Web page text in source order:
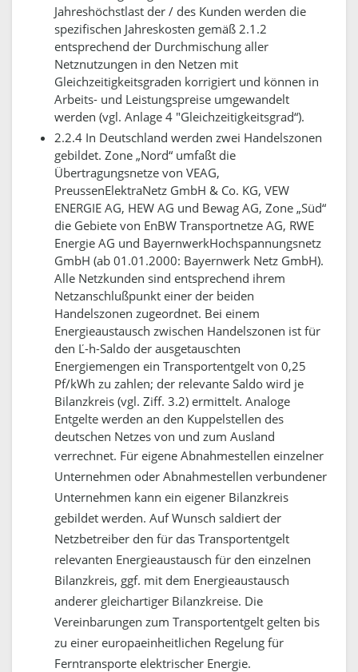
Jahreshöchstlast der / des Kunden werden die
spezifischen Jahreskosten gemäß 2.1.2
entsprechend der Durchmischung aller
Netznutzungen in den Netzen mit
Gleichzeitigkeitsgraden korrigiert und können in
Arbeits- und Leistungspreise umgewandelt
werden (vgl. Anlage 4 "Gleichzeitigkeitsgrad“).
2.2.4 In Deutschland werden zwei Handelszonen
gebildet. Zone „Nord“ umfaßt die
Übertragungsnetze von VEAG,
PreussenElektraNetz GmbH & Co. KG, VEW
ENERGIE AG, HEW AG und Bewag AG, Zone „Süd“
die Gebiete von EnBW Transportnetze AG, RWE
Energie AG und BayernwerkHochspannungsnetz
GmbH (ab 01.01.2000: Bayernwerk Netz GmbH).
Alle Netzkunden sind entsprechend ihrem
Netzanschlußpunkt einer der beiden
Handelszonen zugeordnet. Bei einem
Energieaustausch zwischen Handelszonen ist für
den Ľ-h-Saldo der ausgetauschten
Energiemengen ein Transportentgelt von 0,25
Pf/kWh zu zahlen; der relevante Saldo wird je
Bilanzkreis (vgl. Ziff. 3.2) ermittelt. Analoge
Entgelte werden an den Kuppelstellen des
deutschen Netzes von und zum Ausland
verrechnet. Für eigene Abnahmestellen einzelner
Unternehmen oder Abnahmestellen verbundener
Unternehmen kann ein eigener Bilanzkreis
gebildet werden. Auf Wunsch saldiert der
Netzbetreiber den für das Transportentgelt
relevanten Energieaustausch für den einzelnen
Bilanzkreis, ggf. mit dem Energieaustausch
anderer gleichartiger Bilanzkreise. Die
Vereinbarungen zum Transportentgelt gelten bis
zu einer europaeinheitlichen Regelung für
Ferntransporte elektrischer Energie.